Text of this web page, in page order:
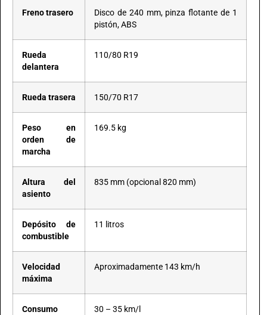
Freno trasero
Disco de 240 mm, pinza flotante de 1
pistón, ABS
Rueda
delantera
110/80 R19
Rueda trasera 150/70 R17
Peso en
orden de
marcha
169.5 kg
Altura del
asiento
835 mm (opcional 820 mm)
Depósito de
combustible
11 litros
Velocidad
máxima
Aproximadamente 143 km/h
Consumo
30 – 35 km/l